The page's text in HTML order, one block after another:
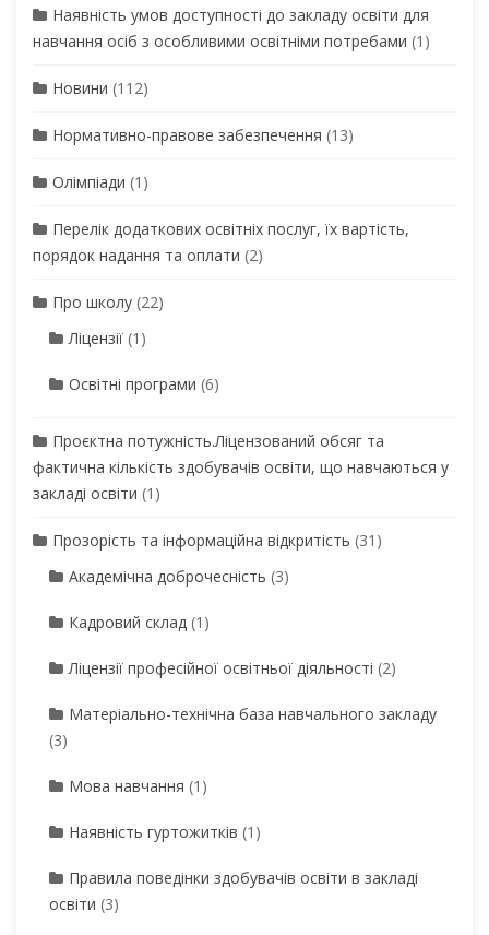
Наявність умов доступності до закладу освіти для
навчання осіб з особливими освітніми потребами (1)
Новини (112)
Нормативно-правове забезпечення (13)
Олімпіади (1)
Перелік додаткових освітніх послуг, їх вартість,
порядок надання та оплати (2)
Про школу (22)
Ліцензії (1)
Освітні програми (6)
Проєктна потужність.Ліцензований обсяг та
фактична кількість здобувачів освіти, що навчаються у
закладі освіти (1)
Прозорість та інформаційна відкритість (31)
Академічна доброчесність (3)
Кадровий склад (1)
Ліцензії професійної освітньої діяльності (2)
Матеріально-технічна база навчального закладу
(3)
Мова навчання (1)
Наявність гуртожитків (1)
Правила поведінки здобувачів освіти в закладі
освіти (3)